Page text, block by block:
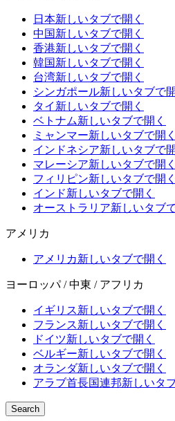
日本新しいタブで開く
中国新しいタブで開く
香港新しいタブで開く
韓国新しいタブで開く
台湾新しいタブで開く
シンガポール新しいタブで
タイ 新しいタブで開く
ベトナム新しいタブで開く
ミャンマー新しいタブで開く
インドネシア新しいタブで
マレーシア新しいタブで開く
フィリピン新しいタブで開く
インド新しいタブで開く
オーストラリア新しいタブ
アメリカ
アメリカ新しいタブで開く
ヨーロッパ / 中東 / アフリカ
イギリス新しいタブで開く
フランス新しいタブで開く
ドイツ新しいタブで開く
ベルギー新しいタブで開く
オランダ新しいタブで開く
アラブ首長国連邦新しいタ
Search